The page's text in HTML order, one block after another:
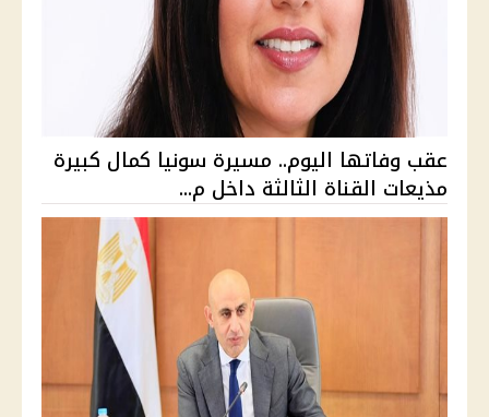
عقب وفاتها اليوم.. مسيرة سونيا كمال كبيرة
مذيعات القناة الثالثة داخل م...